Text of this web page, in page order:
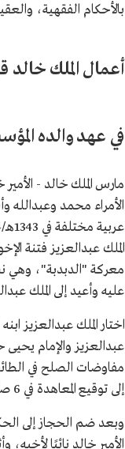
بالأحكام الفقهية،
أعمال الملك خالد
في عهد والده
مارس الملك خالد -
الأمراء محمد وعبدالله
الملك عبدالعزيز فتنة
معركة "الدبدبة"، وهي
عليه وأعيد إلى الملك
اختار الملك عبدالعزيز
عبدالعزيز والإمام
مفاوضات الصلح في
إلى توقيع المعاهدة في 6 صفر 1353هـ/19 مايو 1934م.
الأمير خالد نائبًا